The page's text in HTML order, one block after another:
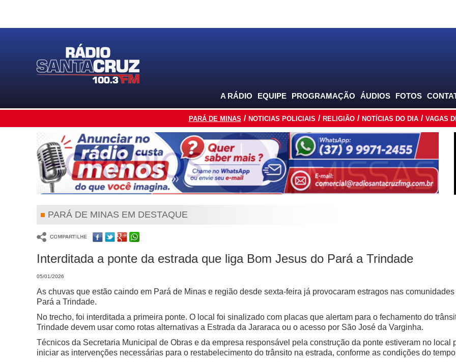
A RÁDIO EQUIPE PROGRAMAÇÃO ÁUDIOS FOTOS
PARÁ DE MINAS NOTICIAS POLICIAIS RELIGIÃO NOTÍCIAS DO DIA VAGAS
PARÁ DE MINAS EM DESTAQUE
Interditada a ponte da estrada que liga Bom Jesus do Pará a Trindade
05/01/2026
As chuvas que estão caindo em Pará de Minas e região desde sexta-feira já provocaram estragos nas
Pará a Trindade.
No trecho, foi interditada a primeira ponte. O local foi sinalizado com placas que alertam para o fechamento do
Trindade devem usar como rotas alternativas a Estrada da Jararaca ou o acesso por São José da Varginha.
Técnicos da Secretaria Municipal de Obras e da empresa responsável pela construção da ponte estiveram no
iniciar as intervenções necessárias para o restabelecimento do trânsito na estrada, conforme as condições do